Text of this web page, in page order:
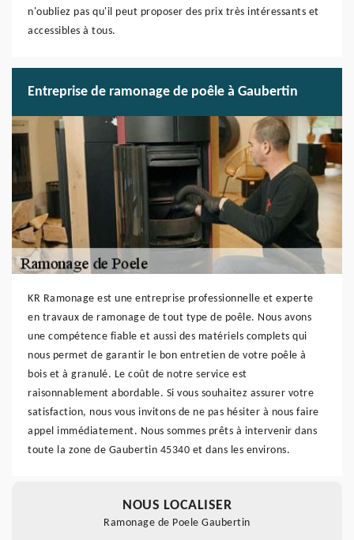
n'oubliez pas qu'il peut proposer des prix très intéressants et
accessibles à tous.
Entreprise de ramonage de poêle à Gaubertin
KR Ramonage est une entreprise professionnelle et experte
en travaux de ramonage de tout type de poêle. Nous avons
une compétence fiable et aussi des matériels complets qui
nous permet de garantir le bon entretien de votre poêle à
bois et à granulé. Le coût de notre service est
raisonnablement abordable. Si vous souhaitez assurer votre
satisfaction, nous vous invitons de ne pas hésiter à nous faire
appel immédiatement. Nous sommes prêts à intervenir dans
toute la zone de Gaubertin 45340 et dans les environs.
NOUS LOCALISER
Ramonage de Poele Gaubertin